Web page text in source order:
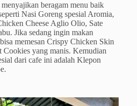
beragam menu baik
Nasi Goreng spesial Aromia,
Cheese Aglio Olio, Sate
Jika sedang ingin makan
memesan Crispy Chicken Skin
yang manis. Kemudian
dari cafe ini adalah Klepon